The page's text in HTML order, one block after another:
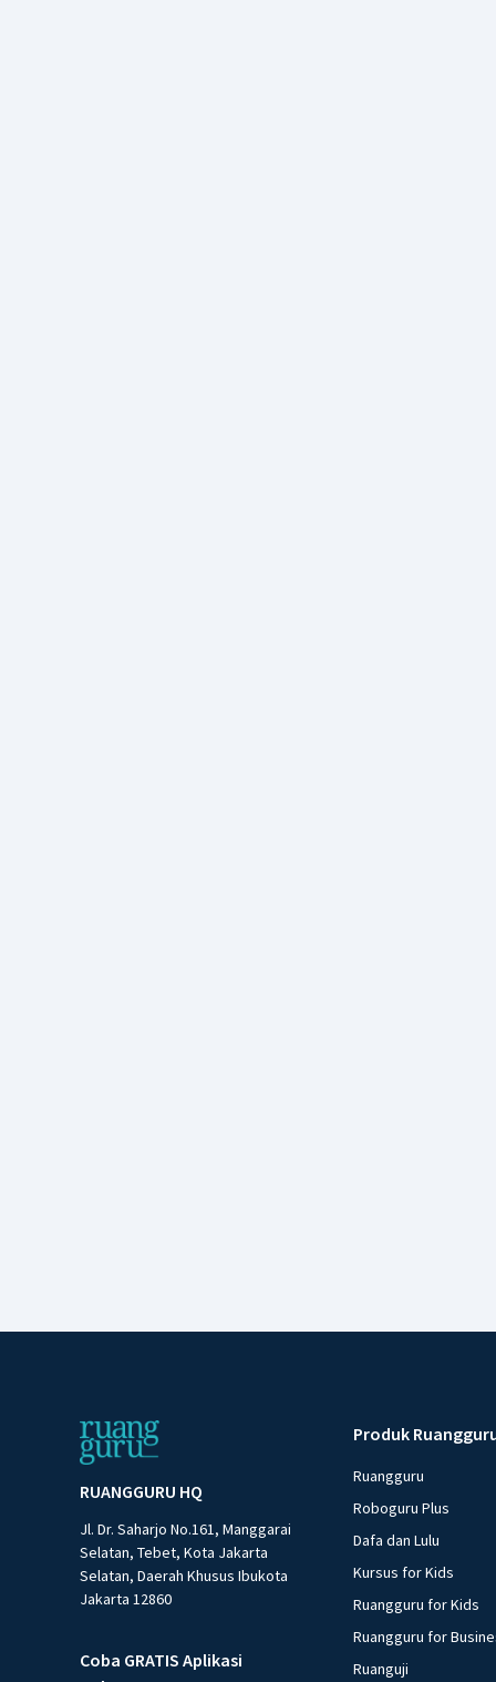
RUANGGURU HQ
Jl. Dr. Saharjo No.161, Manggarai
Selatan, Tebet, Kota Jakarta
Selatan, Daerah Khusus Ibukota
Jakarta 12860
Coba GRATIS Aplikasi
Produk
Ruangguru
Roboguru Plus
Dafa dan Lulu
Kursus for Kids
Ruangguru for Kids
Ruangguru for
Ruanguji